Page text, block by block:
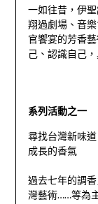
一如往昔，伊
翔過劇場、音
官饗宴的芳香
己、認識自己
系列活動之一
尋找台灣新味
成長的香氣
過去七年的調
灣藝術……等為